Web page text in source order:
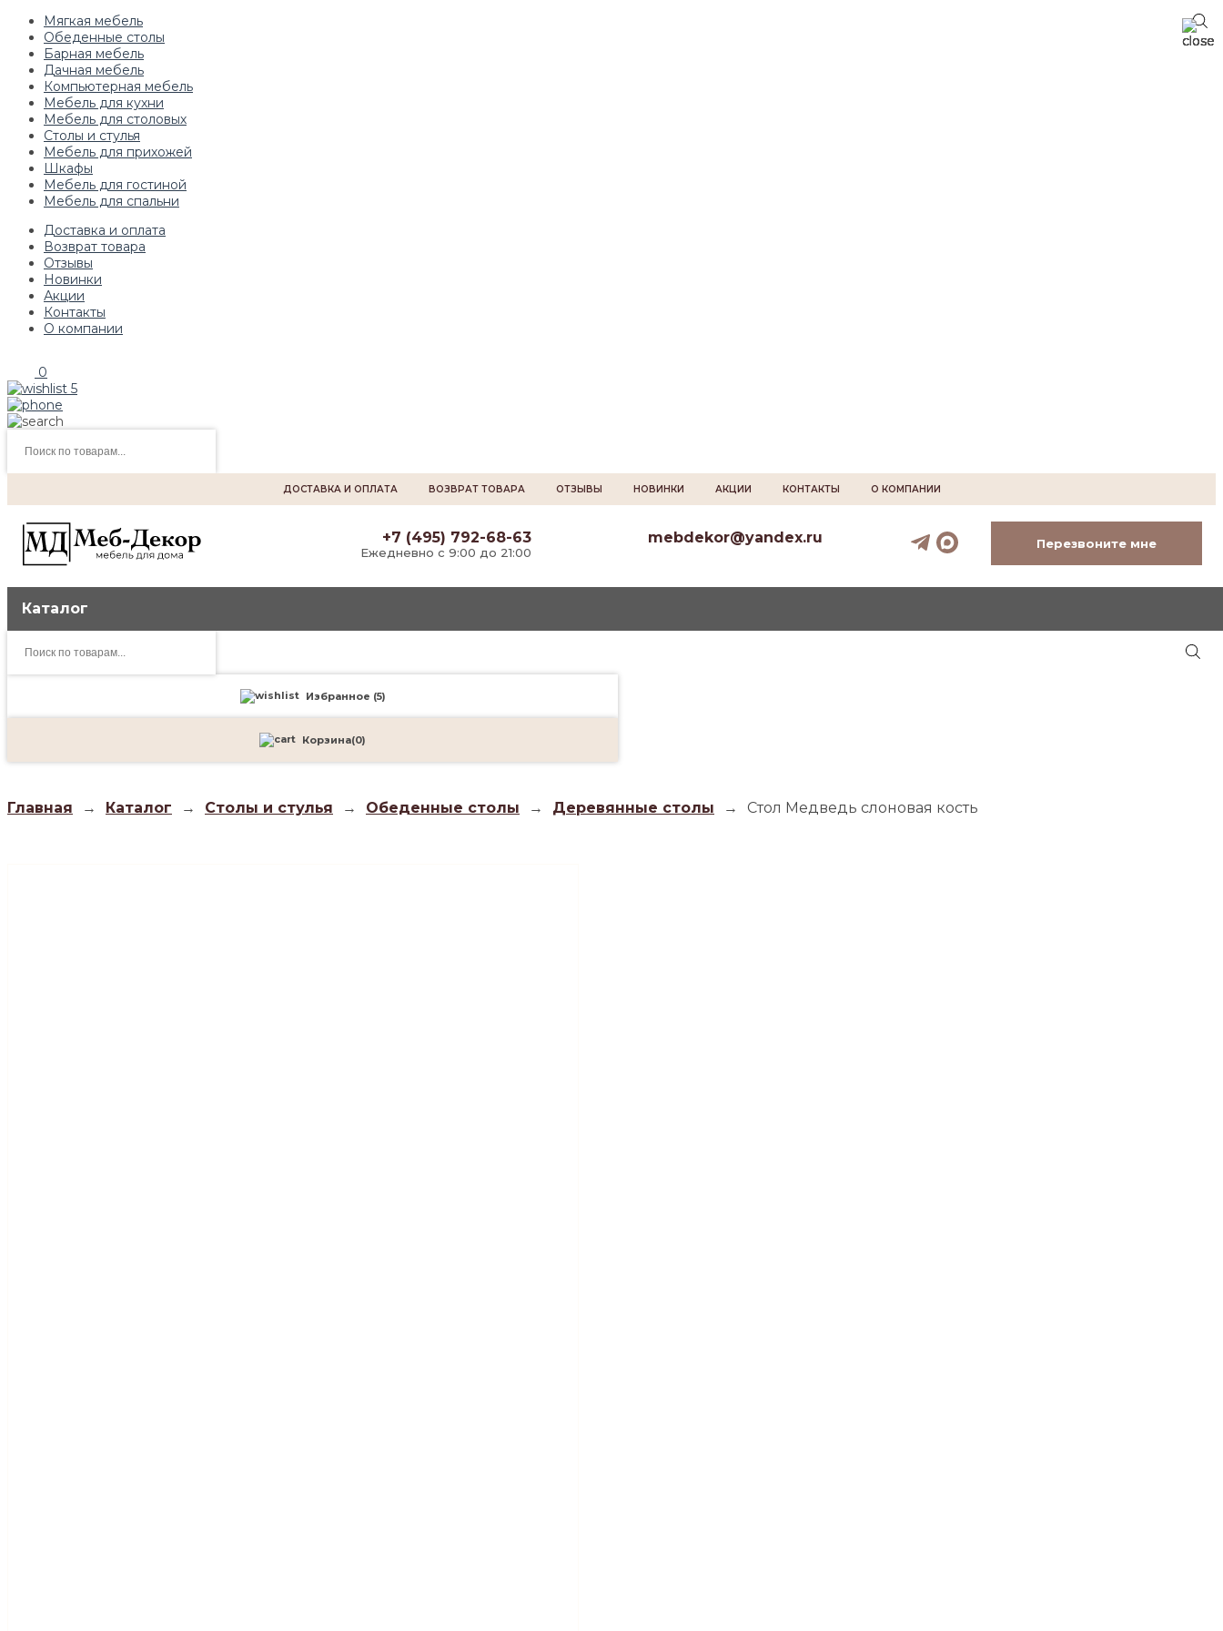
Мягкая мебель
Обеденные столы
Барная мебель
Дачная мебель
Компьютерная мебель
Мебель для кухни
Мебель для столовых
Столы и стулья
Мебель для прихожей
Шкафы
Мебель для гостиной
Мебель для спальни
Доставка и оплата
Возврат товара
Отзывы
Новинки
Акции
Контакты
О компании
0
5
товаров
ДОСТАВКА И ОПЛАТА ВОЗВРАТ ТОВАРА ОТЗЫВЫ НОВИНКИ АКЦИИ КОНТАКТЫ О КОМПАНИИ
+7 (495) 792-68-63
Ежедневно с 9:00 до 21:00
mebdekor@yandex.ru Перезвоните мне
Каталог
товаров
Избранное (5)
Корзина(0)
Главная → Каталог → Столы и стулья → Обеденные столы → Деревянные столы → Стол Медведь слоновая кость